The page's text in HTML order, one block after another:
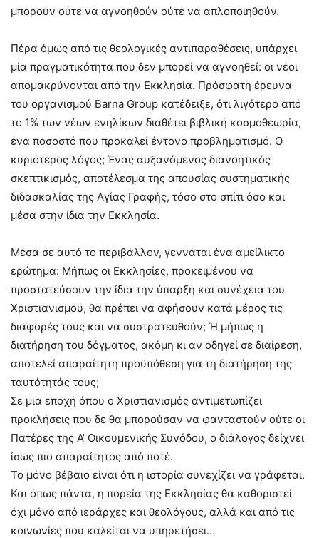
μπορούν ούτε να αγνοηθούν ούτε να απλοποιηθούν.
Πέρα όμως από τις θεολογικές αντιπαραθέσεις, υπάρχει
μία πραγματικότητα που δεν μπορεί να αγνοηθεί: οι νέοι
απομακρύνονται από την Εκκλησία. Πρόσφατη έρευνα
του οργανισμού Barna Group κατέδειξε, ότι λιγότερο από
το 1% των νέων ενηλίκων διαθέτει βιβλική κοσμοθεωρία,
ένα ποσοστό που προκαλεί έντονο προβληματισμό. Ο
κυριότερος λόγος; Ένας αυξανόμενος διανοητικός
σκεπτικισμός, αποτέλεσμα της απουσίας συστηματικής
διδασκαλίας της Αγίας Γραφής, τόσο στο σπίτι όσο και
μέσα στην ίδια την Εκκλησία.
Μέσα σε αυτό το περιβάλλον, γεννάται ένα αμείλικτο
ερώτημα: Μήπως οι Εκκλησίες, προκειμένου να
προστατεύσουν την ίδια την ύπαρξη και συνέχεια του
Χριστιανισμού, θα πρέπει να αφήσουν κατά μέρος τις
διαφορές τους και να συστρατευθούν; Ή μήπως η
διατήρηση του δόγματος, ακόμη κι αν οδηγεί σε διαίρεση,
αποτελεί απαραίτητη προϋπόθεση για τη διατήρηση της
ταυτότητάς τους;
Σε μια εποχή όπου ο Χριστιανισμός αντιμετωπίζει
προκλήσεις που δε θα μπορούσαν να φανταστούν ούτε οι
Πατέρες της Α’ Οικουμενικής Συνόδου, ο διάλογος δείχνει
ίσως πιο απαραίτητος από ποτέ.
Το μόνο βέβαιο είναι ότι η ιστορία συνεχίζει να γράφεται.
Και όπως πάντα, η πορεία της Εκκλησίας θα καθοριστεί
όχι μόνο από ιεράρχες και θεολόγους, αλλά και από τις
κοινωνίες που καλείται να υπηρετήσει…